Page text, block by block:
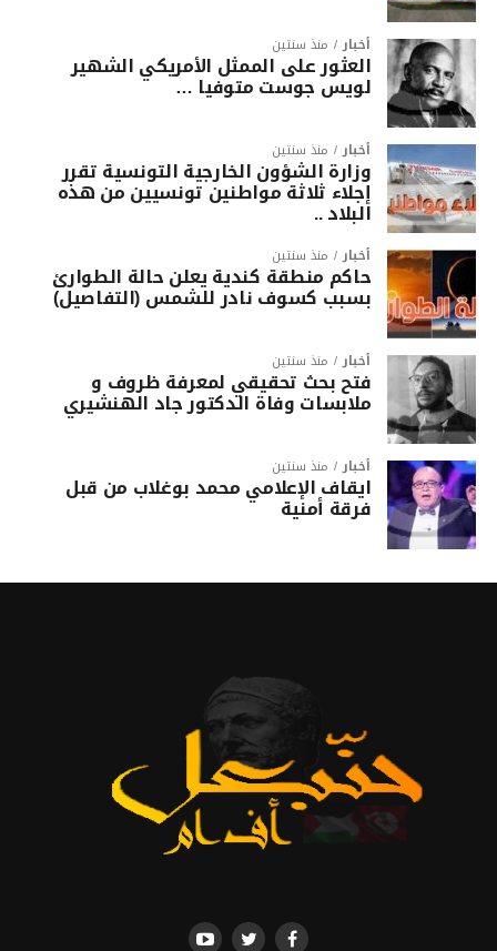
أخبار منذ سنتين
العثور على الممثل الأمريكي الشهير
لويس جوست متوفيا …
أخبار منذ سنتين
وزارة الشؤون الخارجية التونسية تقرر
إجلاء ثلاثة مواطنين تونسيين من هذه
البلاد ..
أخبار منذ سنتين
حاكم منطقة كندية يعلن حالة الطوارئ
بسبب كسوف نادر للشمس (التفاصيل)
أخبار منذ سنتين
فتح بحث تحقيقي لمعرفة ظروف و
ملابسات وفاة الدكتور جاد الهنشيري
أخبار منذ سنتين
ايقاف الإعلامي محمد بوغلاب من قبل
فرقة أمنية